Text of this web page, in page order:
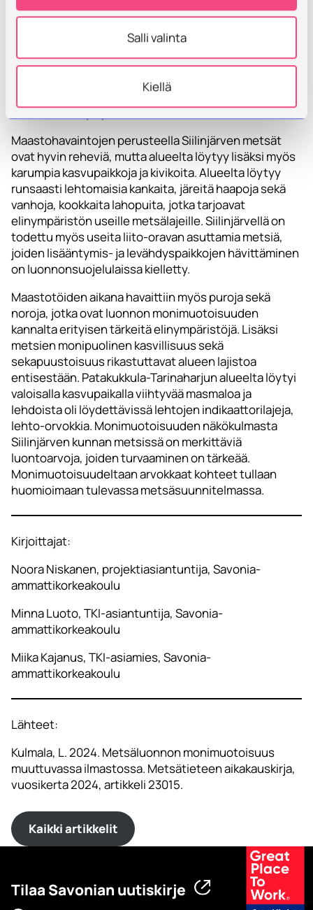
Salli valinta
Kiellä
monimuotoisuudelle arvokkaita kohteita. Alueella
sijaitsee arvokas harjualue ja luontotyypeiltään
arvokkaita kalliometsiä sekä useita pienialaisia, mutta
ekologisesti tärkeitä elinympäristöjä. Näihin kuuluvat
muun muassa metsälain 10 §:n erityisen tärkeät
elinympäristöt, kuten purot, suot ja kalliot sekä muut
arvokkaat elinympäristöt.
Maastohavaintojen perusteella Siilinjärven metsät
ovat hyvin reheviä, mutta alueelta löytyy lisäksi myös
karumpia kasvupaikkoja ja kivikoita. Alueelta löytyy
runsaasti lehtomaisia kankaita, järeitä haapoja sekä
vanhoja, kookkaita lahopuita, jotka tarjoavat
elinympäristön useille metsälajeille. Siilinjärvellä on
todettu myös useita liito-oravan asuttamia metsiä,
joiden lisääntymis- ja levähdyspaikkojen hävittäminen
on luonnonsuojelulaissa kielletty.
Maastotöiden aikana havaittiin myös puroja sekä
noroja, jotka ovat luonnon monimuotoisuuden
kannalta erityisen tärkeitä elinympäristöjä. Lisäksi
metsien monipuolinen kasvillisuus sekä
sekapuustoisuus rikastuttavat alueen lajistoa
entisestään. Patakukkula-Tarinaharjun alueelta löytyi
valoisalla kasvupaikalla viihtyvää masmaloa ja
lehdoista oli löydettävissä lehtojen indikaattorilajeja,
lehto-orvokkia. Monimuotoisuuden näkökulmasta
Siilinjärven kunnan metsissä on merkittäviä
luontoarvoja, joiden turvaaminen on tärkeää.
Monimuotoisuudeltaan arvokkaat kohteet tullaan
huomioimaan tulevassa metsäsuunnitelmassa.
Kirjoittajat:
Noora Niskanen, projektiasiantuntija, Savonia-
ammattikorkeakoulu
Minna Luoto, TKI-asiantuntija, Savonia-
ammattikorkeakoulu
Miika Kajanus, TKI-asiamies, Savonia-
ammattikorkeakoulu
Lähteet:
Kulmala, L. 2024. Metsäluonnon monimuotoisuus
muuttuvassa ilmastossa. Metsätieteen aikakauskirja,
vuosikerta 2024, artikkeli 23015.
Kaikki artikkelit
Tilaa Savonian uutiskirje